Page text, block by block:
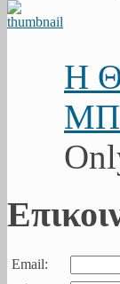
Η
Email: